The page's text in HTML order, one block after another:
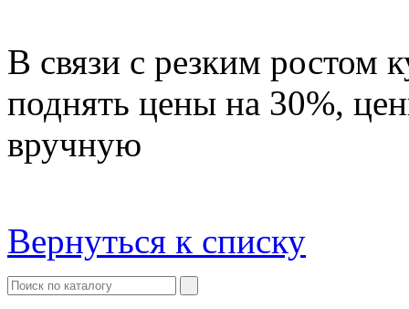
В связи с резким ростом
поднять цены на 30%,
вручную
Вернуться к списку